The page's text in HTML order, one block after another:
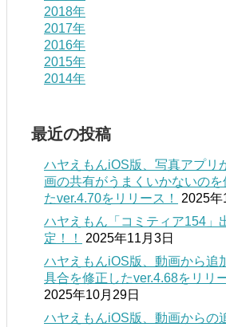
2018年
2017年
2016年
2015年
2014年
最近の投稿
ハヤえもんiOS版、写真アプリ
画の共有がうまくいかないのを
たver.4.70をリリース！
2025年
ハヤえもん「コミティア154」
定！！
2025年11月3日
ハヤえもんiOS版、動画から追
具合を修正したver.4.68をリリ
2025年10月29日
ハヤえもんiOS版、動画からの